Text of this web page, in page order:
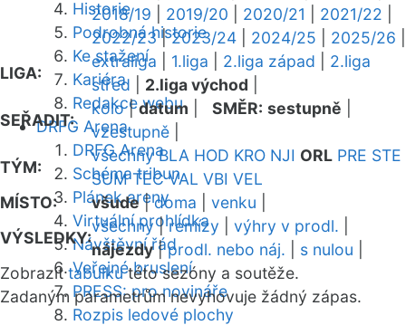
Historie
Podrobná historie
Ke stažení
Kariéra
Redakce webu
DRFG Arena
DRFG Arena
Schéma tribun
Plánek areny
Virtuální prohlídka
Návštěvní řád
Veřejné bruslení
PRESS: pro novináře
Rozpis ledové plochy
2018/19
2019/20 2020/21 2021/22
2022/23|2023/24 2024/25 2025/26
LIGA:
extraliga 1.liga 2.liga západ
2.liga
střed
2.liga východ
SEŘADIT:
kolo|datum SMĚR: sestupně
vzestupně
TÝM:
všechny BLA HOD KRO NJI ORL PRE STE
SUM TEC VAL VBI VEL
MÍSTO:
všude|doma venku
VÝSLEDKY:
všechny|remízy výhry v prodl.
nájezdy|prodl. nebo náj. s nulou
Zobrazittabulkutéto sezóny a soutěže.
Zadaným parametrům nevyhovuje žádný zápas.